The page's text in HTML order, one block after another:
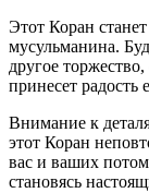
Этот Коран
мусульманина.
другое
принесет радость
Внимание к
этот Коран
вас и ваших
становясь